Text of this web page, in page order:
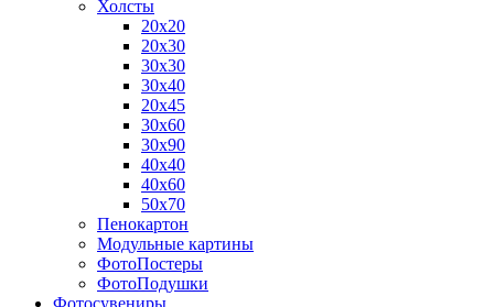
Холсты
20х20
20х30
30х30
30х40
20х45
30х60
30х90
40х40
40х60
50х70
Пенокартон
Модульные картины
ФотоПостеры
ФотоПодушки
Фотоcувениры